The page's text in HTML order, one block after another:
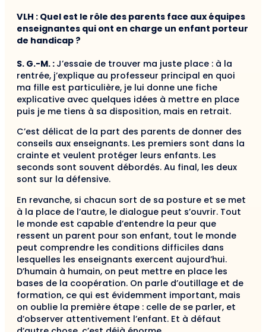
VLH : Quel est le rôle des parents face aux équipes
enseignantes qui ont en charge un enfant porteur
de handicap ?
S. G.-M. : J’essaie de trouver ma juste place : à la
rentrée, j’explique au professeur principal en quoi
ma fille est particulière, je lui donne une fiche
explica­tive avec quelques idées à mettre en place
puis je me tiens à sa disposition, mais en retrait.
C’est délicat de la part des parents de donner des
conseils aux enseignants. Les premiers sont dans la
crainte et veulent protéger leurs enfants. Les
seconds sont souvent débordés. Au final, les deux
sont sur la défensive.
En revanche, si chacun sort de sa posture et se met
à la place de l’autre, le dialogue peut s’ouvrir. Tout
le monde est capable d’entendre la peur que
ressent un parent pour son enfant, tout le monde
peut com­prendre les conditions difficiles dans
lesquelles les enseignants exercent aujourd’hui.
D’humain à hu­main, on peut mettre en place les
bases de la coopéra­tion. On parle d’outillage et de
formation, ce qui est évidemment important, mais
on oublie la première étape : celle de se parler, et
d’observer attentivement l’enfant. Et à défaut